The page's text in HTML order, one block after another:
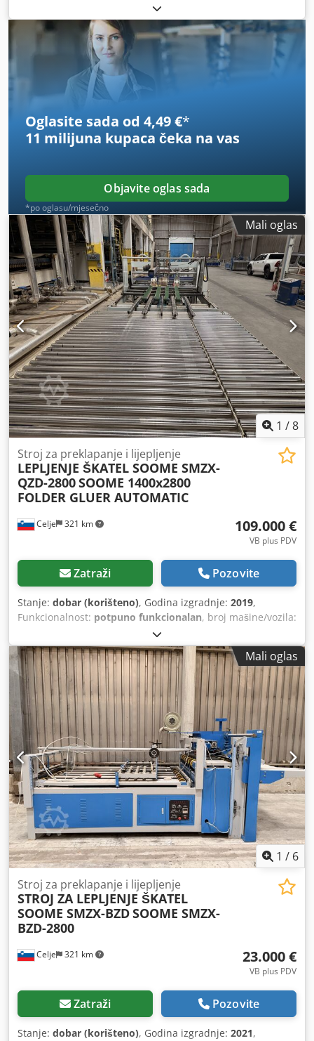
Oglasite sada od 4,49 €*
11 milijuna kupaca čeka na vas
Objavite oglas sada
*po oglasu/mjesečno
Mali oglas
1 /8
Celje 321 km
Stroj za preklapanje i lijepljenje
LEPLJENJE ŠKATEL SOOME SMZX-
QZD-2800SOOME 1400x2800
FOLDER GLUER AUTOMATIC
109.000 €
VB plus PDV
Zatraži Pozovite
Stanje: dobar (korišteno), Godina izgradnje: 2019,
Funkcionalnost: potpuno funkcionalan, broj mašine/vozila:
trofazni
mm, ukupna dužina:22.100 mm, ukupna visina:1.350
mm, ulazni napon:380 V, snaga servo motora: 10.000 W,
ukupna masa: 6.500 kg , dužina rezanja (maks.): 2.300 mm,
Mali oglas
1 / 6
Celje 321 km
Stroj za preklapanje i lijepljenje
STROJ ZA LEPLJENJE ŠKATEL
SOOME SMZX-BZDSOOME SMZX-
BZD-2800
23.000 €
VB plus PDV
Zatraži Pozovite
Stanje: dobar (korišteno), Godina izgradnje: 2021,